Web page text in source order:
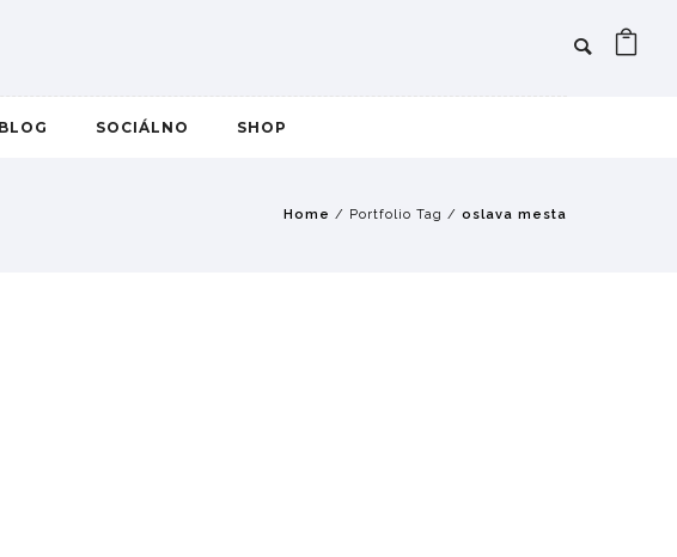
BLOG SOCIÁLNO SHOP
Home / Portfolio Tag / oslava mesta